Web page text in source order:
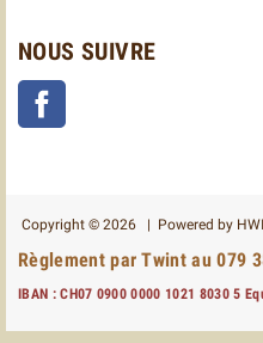
NOUS SUIVRE
Copyright © 2026 | Powered by
Règlement par Twint au 079
IBAN : CH07 0900 0000 1021 8030 5